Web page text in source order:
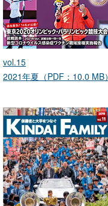
vol.15
2021年夏（PDF：10.0 MB）